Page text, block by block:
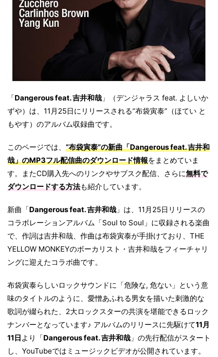
「Dangerous feat. 吉井和哉 」（デンジャラス feat. よしいか
ずや）は、11月25日にリリースされる“布袋寅泰”（ほてい と
もやす）のアルバム収録曲です。
このページでは、 “布袋寅泰”の新曲「Dangerous feat. 吉井和
哉」のMP3フル配信曲のダウンロード情報をまとめていま
す。またCD購入先へのリンクやサブスク配信、さらに無料で
ダウンロードする方法も紹介しています。
新曲「Dangerous feat. 吉井和哉 」は、11月25日リリースの
コラボレーションアルバム「Soul to Soul」に収録される楽曲
で、作詞は吉井和哉、作曲は布袋寅泰が手掛けており、THE
YELLOW MONKEYのボーカリスト・吉井和哉をフィーチャリ
ングに迎えたコラボ曲です。
布袋寅泰らしいロックサウンドに「危険な, 危ない」という意
味のタイトルのように、愛憎あふれる男女を描いた刺激的な
歌詞が綴られた、2大ロックスターの共演を堪能できるロック
ナンバーとなっています♪ アルバムのリリースに先駆けて11月
11日 より「Dangerous feat. 吉井和哉 」の先行配信がスタート
し、YouTubeではミュージックビデオが公開されています。